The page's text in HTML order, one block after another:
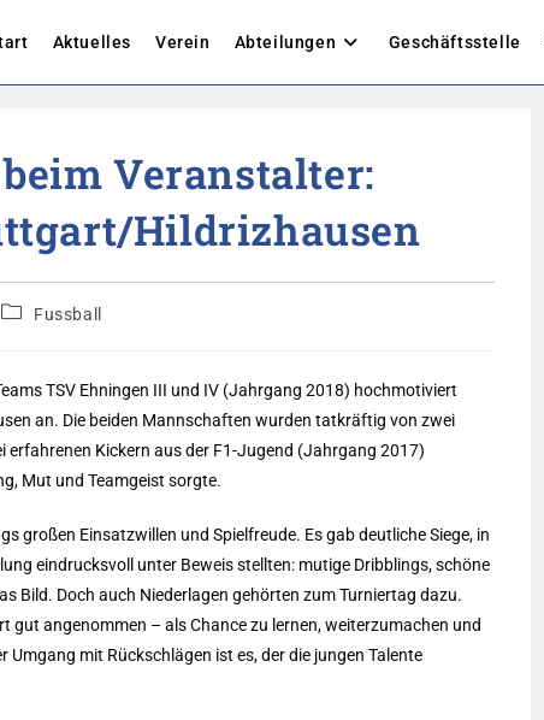
Aktuelles Verein Abteilungen Geschäftsstelle
Veranstalter:
Hildrizhausen
Beitrags-
Fussball
TSV Ehningen III und IV (Jahrgang 2018) hochmotiviert
an. Die beiden Mannschaften wurden tatkräftig von zwei
erfahrenen Kickern aus der F1-Jugend (Jahrgang 2017)
Mut und Teamgeist sorgte.
großen Einsatzwillen und Spielfreude. Es gab deutliche Siege, in
eindrucksvoll unter Beweis stellten: mutige Dribblings, schöne
Bild. Doch auch Niederlagen gehörten zum Turniertag dazu.
gut angenommen – als Chance zu lernen, weiterzumachen und
Umgang mit Rückschlägen ist es, der die jungen Talente